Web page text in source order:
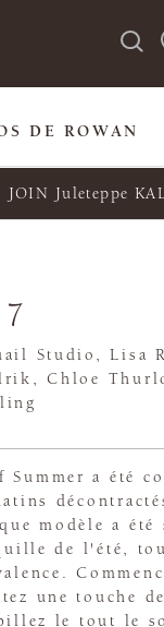
DE ROWAN
JOIN Juleteppe
Studio, Lisa
Chloe
Summer a été
modèle a été
de l'été,
une touche
le tout le